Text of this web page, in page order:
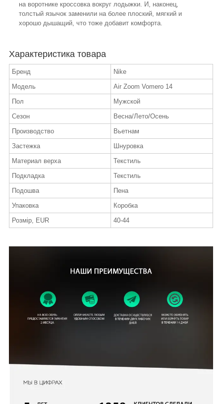
на воротнике кроссовка вокруг лодыжки. И, наконец,
толстый язычок заменили на более плоский, мягкий и
хорошо дышащий, что тоже добавит комфорта.
Характеристика товара
Бренд
Nike
Модель
Air Zoom Vomero 14
Пол
Мужской
Сезон
Весна/Лето/Осень
Производство
Вьетнам
Застежка
Шнуровка
Материал верха
Текстиль
Подкладка
Текстиль
Подошва
Пена
Упаковка
Коробка
Розмір, EUR
40-44